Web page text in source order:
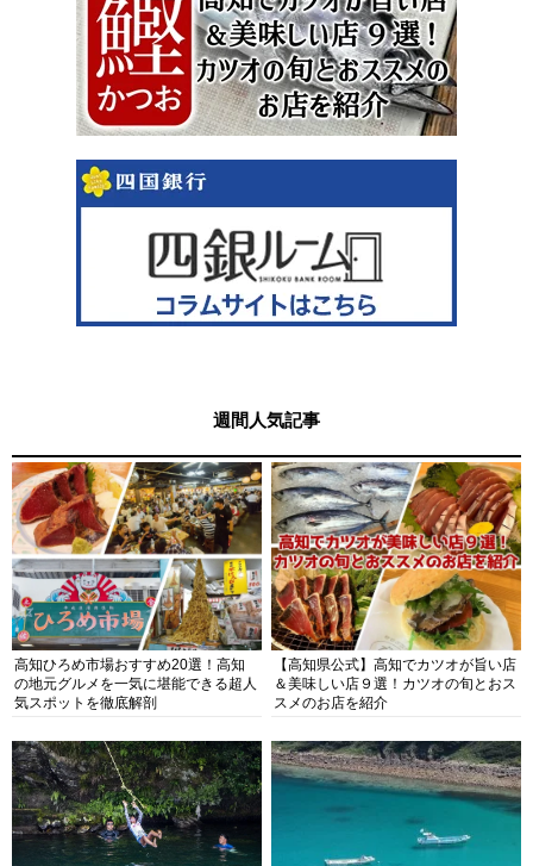
週間人気記事
高知ひろめ市場おすすめ20選！高知
の地元グルメを一気に堪能できる超人
気スポットを徹底解剖
【高知県公式】高知でカツオが旨い店
＆美味しい店９選！カツオの旬とおス
スメのお店を紹介